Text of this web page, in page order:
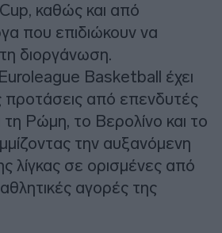
καθώς και από
που επιδιώκουν να
διοργάνωση.
Basketball έχει
προτάσεις από επενδυτές
Ρώμη, το Βερολίνο και το
την αυξανόμενη
λίγκας σε ορισμένες από
αγορές της